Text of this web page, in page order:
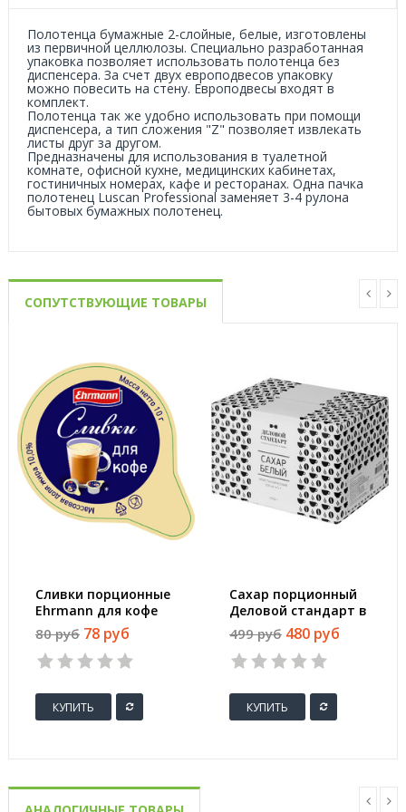
Полотенца бумажные 2-слойные, белые, изготовлены
из первичной целлюлозы. Специально разработанная
упаковка позволяет использовать полотенца без
диспенсера. За счет двух европодвесов упаковку
можно повесить на стену. Европодвесы входят в
комплект.
Полотенца так же удобно использовать при помощи
диспенсера, а тип сложения "Z" позволяет извлекать
листы друг за другом.
Предназначены для использования в туалетной
комнате, офисной кухне, медицинских кабинетах,
гостиничных номерах, кафе и ресторанах. Одна пачка
полотенец Luscan Professional заменяет 3-4 рулона
бытовых бумажных полотенец.
СОПУТСТВУЮЩИЕ ТОВАРЫ
Сливки порционные
Ehrmann для кофе
ультрапастеризованные
10% 10гx10шт/уп
80 руб 78 руб
КУПИТЬ
Сахар порционный
Деловой стандарт в
стиках по 5 г (500
штук в упаковке)
499 руб 480 руб
КУПИТЬ